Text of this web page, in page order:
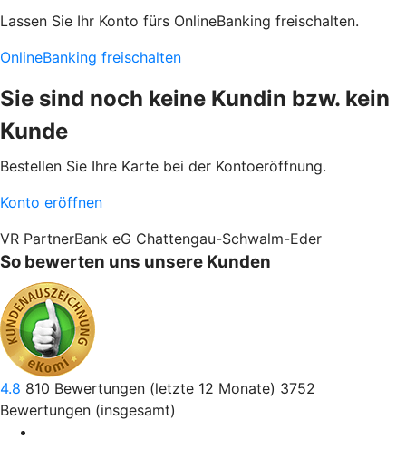
Lassen Sie Ihr Konto fürs OnlineBanking freischalten.
OnlineBanking freischalten
Sie sind noch keine Kundin bzw. kein
Kunde
Bestellen Sie Ihre Karte bei der Kontoeröffnung.
Konto eröffnen
VR PartnerBank eG Chattengau-Schwalm-Eder
So bewerten uns unsere Kunden
4.8 810 Bewertungen (letzte 12 Monate) 3752
Bewertungen (insgesamt)